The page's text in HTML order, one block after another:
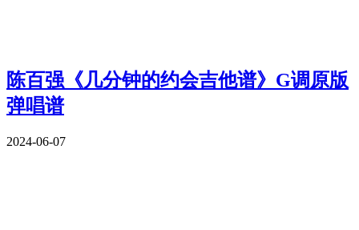
陈百强《几分钟的约会吉他谱》G调原版
弹唱谱
2024-06-07